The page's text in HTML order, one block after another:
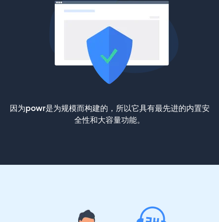
因为powr是为规模而构建的，所以它具有最先进的内置安
全性和大容量功能。